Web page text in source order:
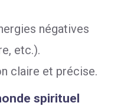
négatives
etc.).
claire et précise.
spirituel